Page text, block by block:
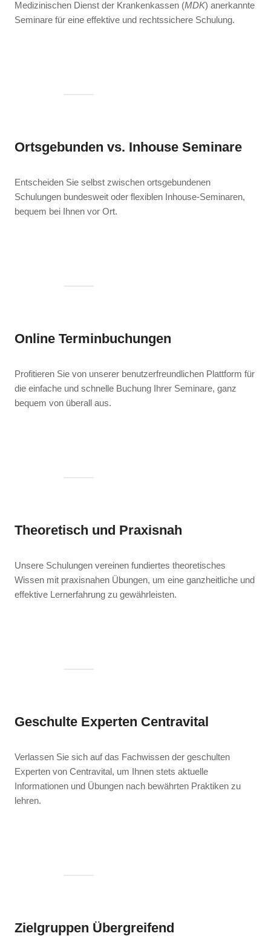
Medizinischen Dienst der Krankenkassen (MDK) anerkannte
Seminare für eine effektive und rechtssichere Schulung.
Ortsgebunden vs. Inhouse Seminare
Entscheiden Sie selbst zwischen ortsgebundenen
Schulungen bundesweit oder flexiblen Inhouse-Seminaren,
bequem bei Ihnen vor Ort.
Online Terminbuchungen
Profitieren Sie von unserer benutzerfreundlichen Plattform für
die einfache und schnelle Buchung Ihrer Seminare, ganz
bequem von überall aus.
Theoretisch und Praxisnah
Unsere Schulungen vereinen fundiertes theoretisches
Wissen mit praxisnahen Übungen, um eine ganzheitliche und
effektive Lernerfahrung zu gewährleisten.
Geschulte Experten Centravital
Verlassen Sie sich auf das Fachwissen der geschulten
Experten von Centravital, um Ihnen stets aktuelle
Informationen und Übungen nach bewährten Praktiken zu
lehren.
Zielgruppen Übergreifend